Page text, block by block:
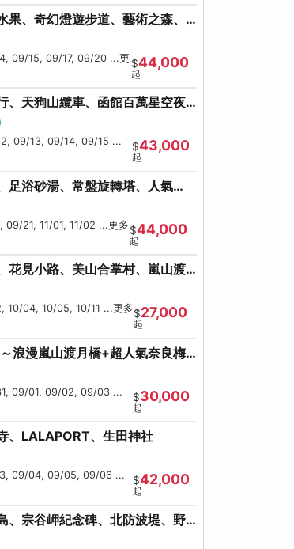
、奇幻燈遊步道、藝術之森、
蟹吃到飽
09/15, 09/17, 09/20 ...更 $44,000
起
、天狗山纜車、函館百萬星空夜
09/13, 09/14, 09/15 ...
$43,000
起
足浴砂湯、常盤旋轉塔、人氣
21, 11/01, 11/02 ...更多 $44,000
起
花見小路、美山合掌村、嵐山渡
扶梯
04, 10/05, 10/11 ...更多$27,000
起
浪漫嵐山渡月橋+超人氣奈良梅
09/01, 09/02, 09/03 ...
$30,000
起
、LALAPORT、生田神社
09/04, 09/05, 09/06 ...
$42,000
起
、宗谷岬紀念碑、北防波堤、野